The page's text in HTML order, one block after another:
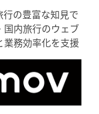
行の豊富な知見で
国内旅行のウェブ
業務効率化を支援